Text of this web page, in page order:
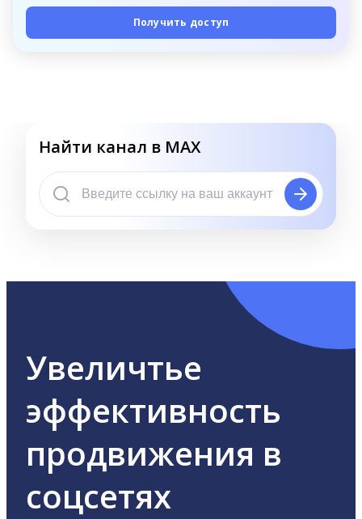
Получить доступ
Найти канал в MAX
Увеличтье
эффективность
продвижения в
соцсетях